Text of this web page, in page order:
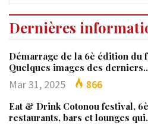
Dernières
Démarrage de la 6è édition du
Quelques images des
Mar 31, 2025 866
Eat & Drink Cotonou festival,
restaurants, bars et lounges